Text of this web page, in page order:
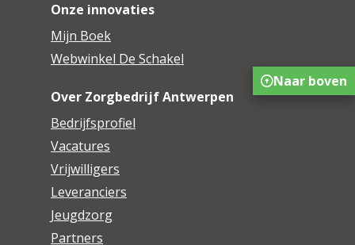
Onze innovaties
Mijn Boek
Webwinkel De Schakel
Over Zorgbedrijf Antwerpen
Bedrijfsprofiel
Vacatures
Vrijwilligers
Leveranciers
Jeugdzorg
Partners
Naar boven